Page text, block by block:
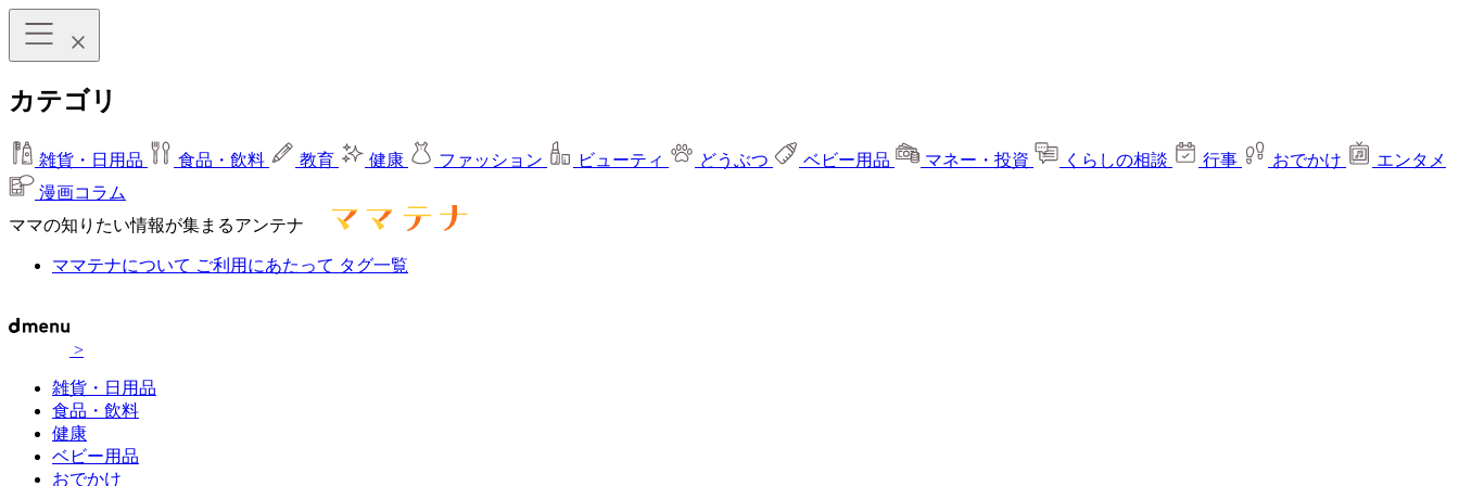
カテゴリ
雑貨・日用品 食品・飲料 教育 健康 ファッション ビューティ どうぶつ ベビー用品 マネー・投資 くらしの相談 行事 おでかけ
エンタメ
漫画コラム
ママの知りたい情報が集まるアンテナ
ママテナについて ご利用にあたって タグ一覧
>
雑貨・日用品
食品・飲料
健康
ベビー用品
おでかけ